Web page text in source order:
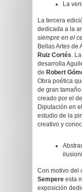
La
La tercera
dedicada a la
siempre en el
Bellas Artes de
Ruiz Cortés.
desarrolla
de Robert
Obra poética
de gran
creado por el
Diputación en
estudio de la
creativo y
Con motivo del
Sempere esta
exposición